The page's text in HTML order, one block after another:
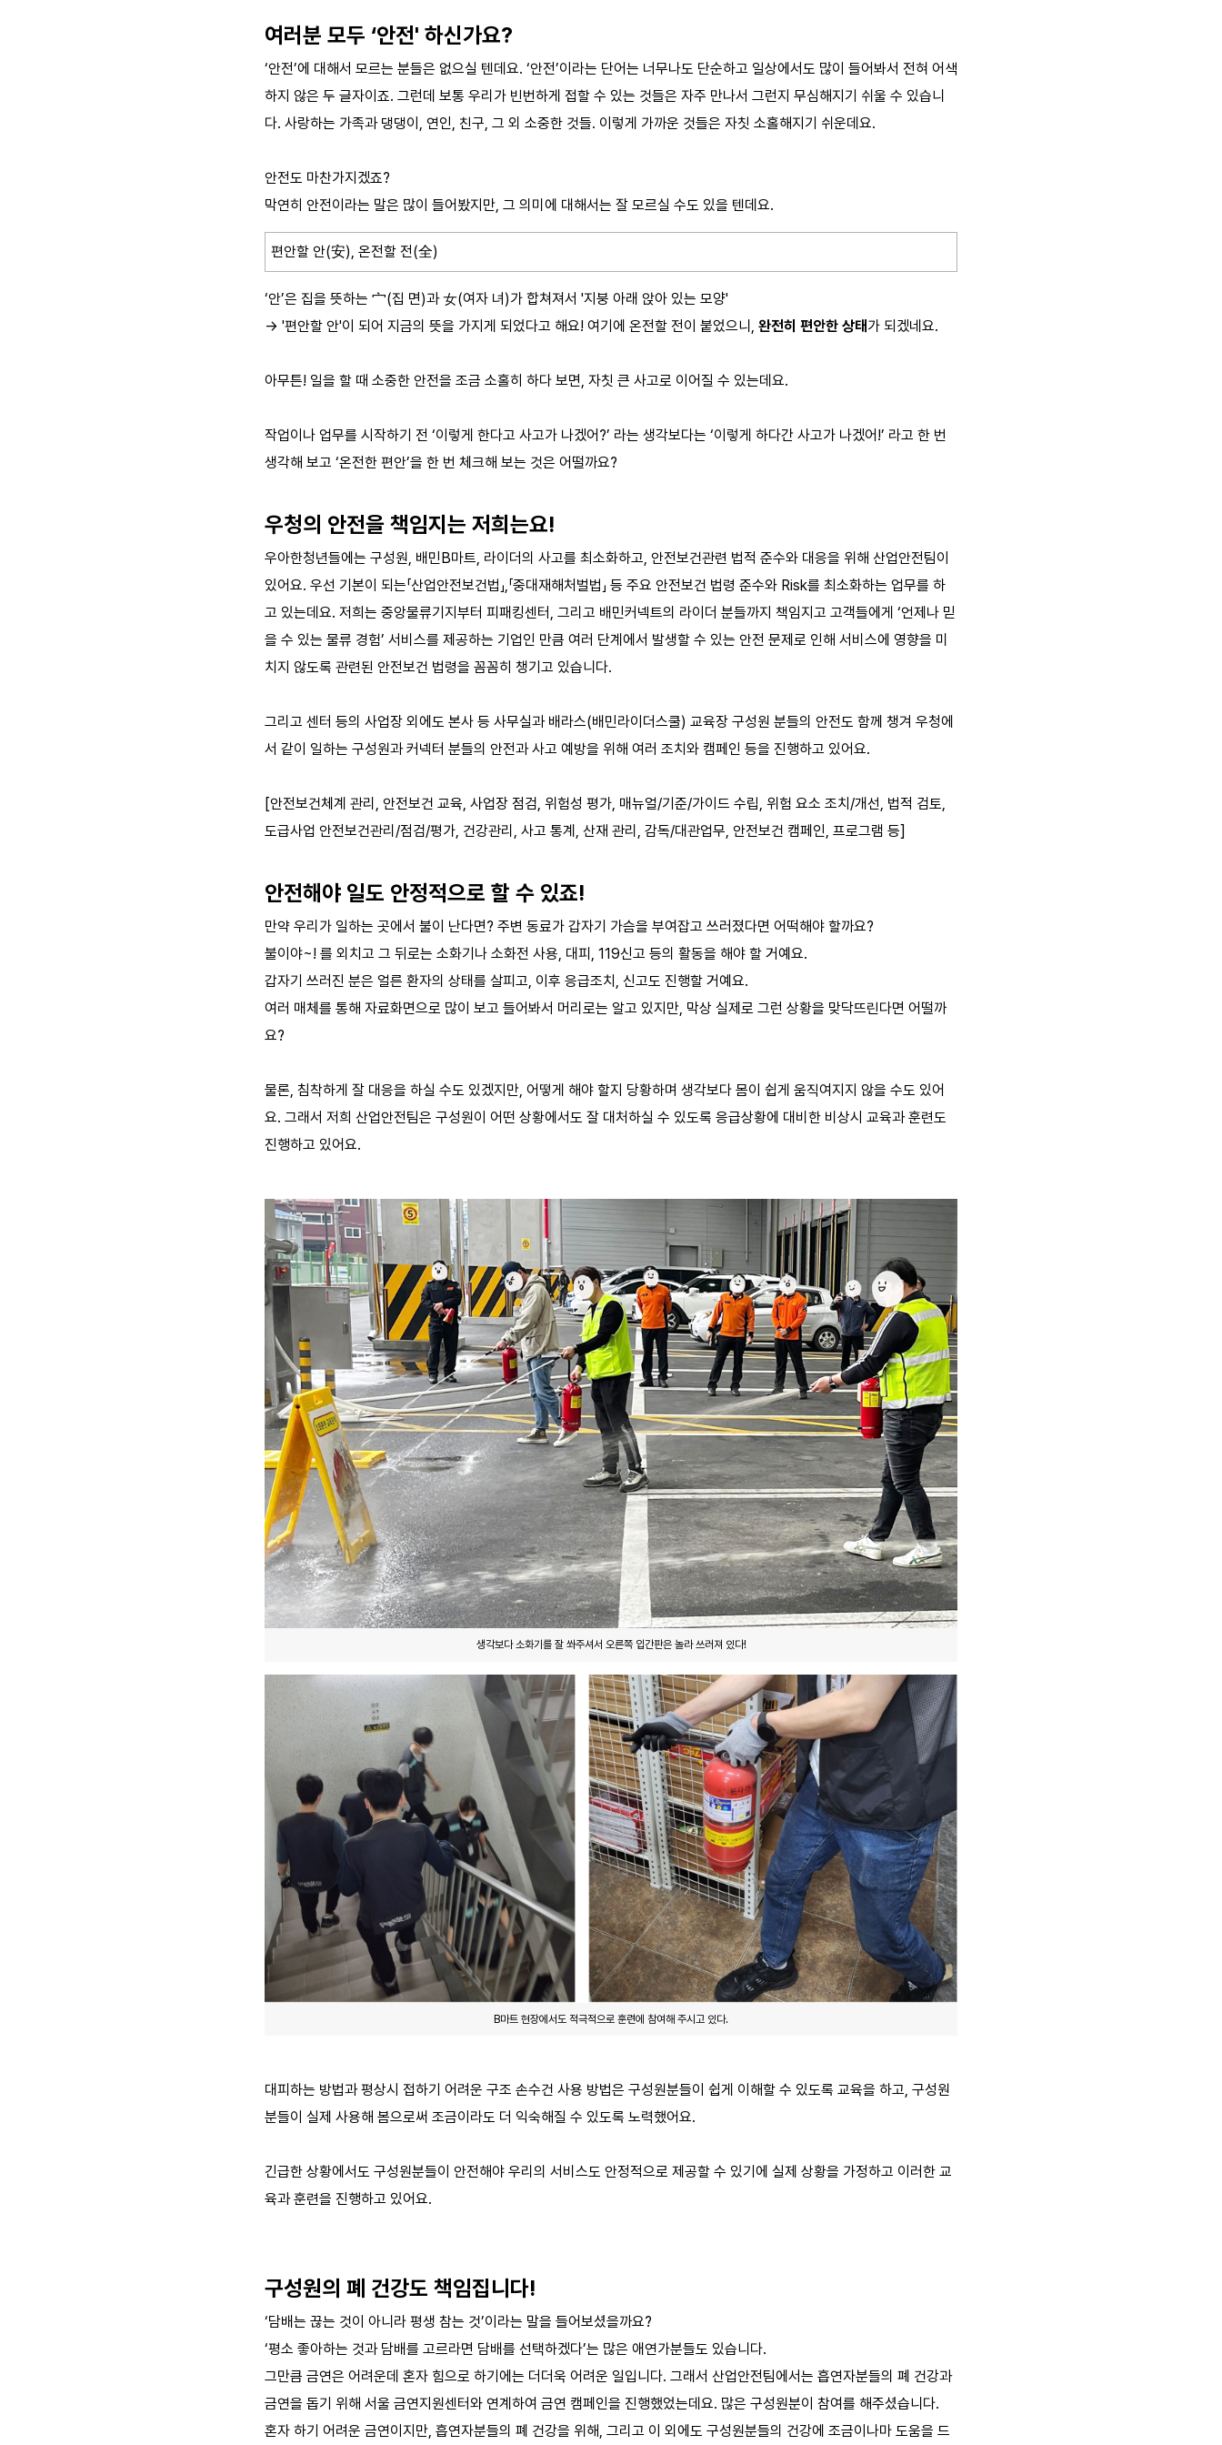
여러분 모두 ‘안전' 하신가요?
‘안전’에 대해서 모르는 분들은 없으실 텐데요. ‘안전’이라는 단어는 너무나도 단순하고 일상에서도 많이 들어봐서 전혀 어색
하지 않은 두 글자이죠. 그런데 보통 우리가 빈번하게 접할 수 있는 것들은 자주 만나서 그런지 무심해지기 쉬울 수 있습니
다. 사랑하는 가족과 댕댕이, 연인, 친구, 그 외 소중한 것들. 이렇게 가까운 것들은 자칫 소홀해지기 쉬운데요.
안전도 마찬가지겠죠?
막연히 안전이라는 말은 많이 들어봤지만, 그 의미에 대해서는 잘 모르실 수도 있을 텐데요.
편안할 안(安), 온전할 전(全)
‘안’은 집을 뜻하는 宀(집 면)과 女(여자 녀)가 합쳐져서 '지붕 아래 앉아 있는 모양'
→ '편안할 안'이 되어 지금의 뜻을 가지게 되었다고 해요! 여기에 온전할 전이 붙었으니, 완전히 편안한 상태가 되겠네요.
아무튼! 일을 할 때 소중한 안전을 조금 소홀히 하다 보면, 자칫 큰 사고로 이어질 수 있는데요.
작업이나 업무를 시작하기 전 ‘이렇게 한다고 사고가 나겠어?’ 라는 생각보다는 ‘이렇게 하다간 사고가 나겠어!’ 라고 한 번
생각해 보고 ‘온전한 편안’을 한 번 체크해 보는 것은 어떨까요?
우청의 안전을 책임지는 저희는요!
우아한청년들에는 구성원, 배민B마트, 라이더의 사고를 최소화하고, 안전보건관련 법적 준수와 대응을 위해 산업안전팀이
있어요. 우선 기본이 되는「산업안전보건법」,「중대재해처벌법」 등 주요 안전보건 법령 준수와 Risk를 최소화하는 업무를 하
고 있는데요. 저희는 중앙물류기지부터 피패킹센터, 그리고 배민커넥트의 라이더 분들까지 책임지고 고객들에게 ‘언제나 믿
을 수 있는 물류 경험’ 서비스를 제공하는 기업인 만큼 여러 단계에서 발생할 수 있는 안전 문제로 인해 서비스에 영향을 미
치지 않도록 관련된 안전보건 법령을 꼼꼼히 챙기고 있습니다.
그리고 센터 등의 사업장 외에도 본사 등 사무실과 배라스(배민라이더스쿨) 교육장 구성원 분들의 안전도 함께 챙겨 우청에
서 같이 일하는 구성원과 커넥터 분들의 안전과 사고 예방을 위해 여러 조치와 캠페인 등을 진행하고 있어요.
[안전보건체계 관리, 안전보건 교육, 사업장 점검, 위험성 평가, 매뉴얼/기준/가이드 수립, 위험 요소 조치/개선, 법적 검토,
도급사업 안전보건관리/점검/평가, 건강관리, 사고 통계, 산재 관리, 감독/대관업무, 안전보건 캠페인, 프로그램 등]
안전해야 일도 안정적으로 할 수 있죠!
만약 우리가 일하는 곳에서 불이 난다면? 주변 동료가 갑자기 가슴을 부여잡고 쓰러졌다면 어떡해야 할까요?
불이야~! 를 외치고 그 뒤로는 소화기나 소화전 사용, 대피, 119신고 등의 활동을 해야 할 거예요.
갑자기 쓰러진 분은 얼른 환자의 상태를 살피고, 이후 응급조치, 신고도 진행할 거예요.
여러 매체를 통해 자료화면으로 많이 보고 들어봐서 머리로는 알고 있지만, 막상 실제로 그런 상황을 맞닥뜨린다면 어떨까
요?
물론, 침착하게 잘 대응을 하실 수도 있겠지만, 어떻게 해야 할지 당황하며 생각보다 몸이 쉽게 움직여지지 않을 수도 있어
요. 그래서 저희 산업안전팀은 구성원이 어떤 상황에서도 잘 대처하실 수 있도록 응급상황에 대비한 비상시 교육과 훈련도
진행하고 있어요.
생각보다 소화기를 잘 쏴주셔서 오른쪽 입간판은 놀라 쓰러져 있다!
B마트 현장에서도 적극적으로 훈련에 참여해 주시고 있다.
대피하는 방법과 평상시 접하기 어려운 구조 손수건 사용 방법은 구성원분들이 쉽게 이해할 수 있도록 교육을 하고, 구성원
분들이 실제 사용해 봄으로써 조금이라도 더 익숙해질 수 있도록 노력했어요.
긴급한 상황에서도 구성원분들이 안전해야 우리의 서비스도 안정적으로 제공할 수 있기에 실제 상황을 가정하고 이러한 교
육과 훈련을 진행하고 있어요.
구성원의 폐 건강도 책임집니다!
‘담배는 끊는 것이 아니라 평생 참는 것’이라는 말을 들어보셨을까요?
‘평소 좋아하는 것과 담배를 고르라면 담배를 선택하겠다’는 많은 애연가분들도 있습니다.
그만큼 금연은 어려운데 혼자 힘으로 하기에는 더더욱 어려운 일입니다. 그래서 산업안전팀에서는 흡연자분들의 폐 건강과
금연을 돕기 위해 서울 금연지원센터와 연계하여 금연 캠페인을 진행했었는데요. 많은 구성원분이 참여를 해주셨습니다.
혼자 하기 어려운 금연이지만, 흡연자분들의 폐 건강을 위해, 그리고 이 외에도 구성원분들의 건강에 조금이나마 도움을 드